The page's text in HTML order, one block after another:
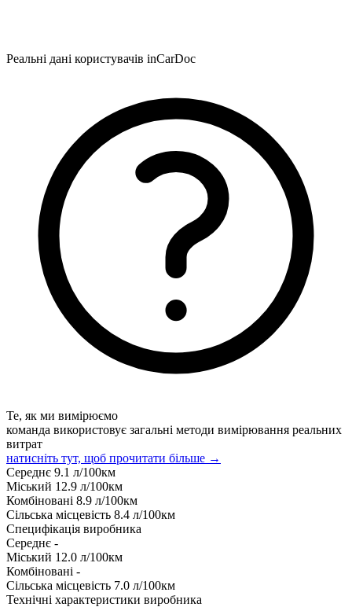
Реальні дані користувачів inCarDoc
Те, як ми вимірюємо
команда використовує загальні методи вимірювання реальних
витрат
натисніть тут, щоб прочитати більше →
Середнє 9.1 л/100км
Міський 12.9 л/100км
Комбіновані 8.9 л/100км
Сільська місцевість 8.4 л/100км
Специфікація виробника
Середнє -
Міський 12.0 л/100км
Комбіновані -
Сільська місцевість 7.0 л/100км
Технічні характеристики виробника